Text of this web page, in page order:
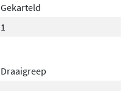
Gekarteld
1
Draaigreep